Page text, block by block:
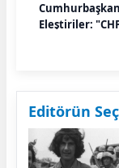
Eleştiriler:
Editörün